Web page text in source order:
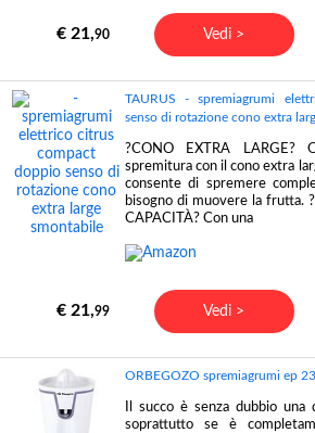
€ 21,90 Vedi >
TAURUS - spremiagrumi
senso di rotazione cono extra
?CONO EXTRA LARGE?
spremitura con il cono extra
consente di spremere
bisogno di muovere la frutta.
CAPACITÀ? Con una
€ 21,99 Vedi >
ORBEGOZO spremiagrumi ep
Il succo è senza dubbio
soprattutto se è